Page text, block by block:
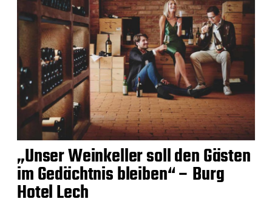
„Unser Weinkeller soll den Gästen
im Gedächtnis bleiben“ – Burg
Hotel Lech